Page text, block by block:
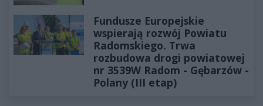
Fundusze Europejskie
wspierają rozwój Powiatu
Radomskiego. Trwa
rozbudowa drogi powiatowej
nr 3539W Radom - Gębarzów -
Polany (III etap)